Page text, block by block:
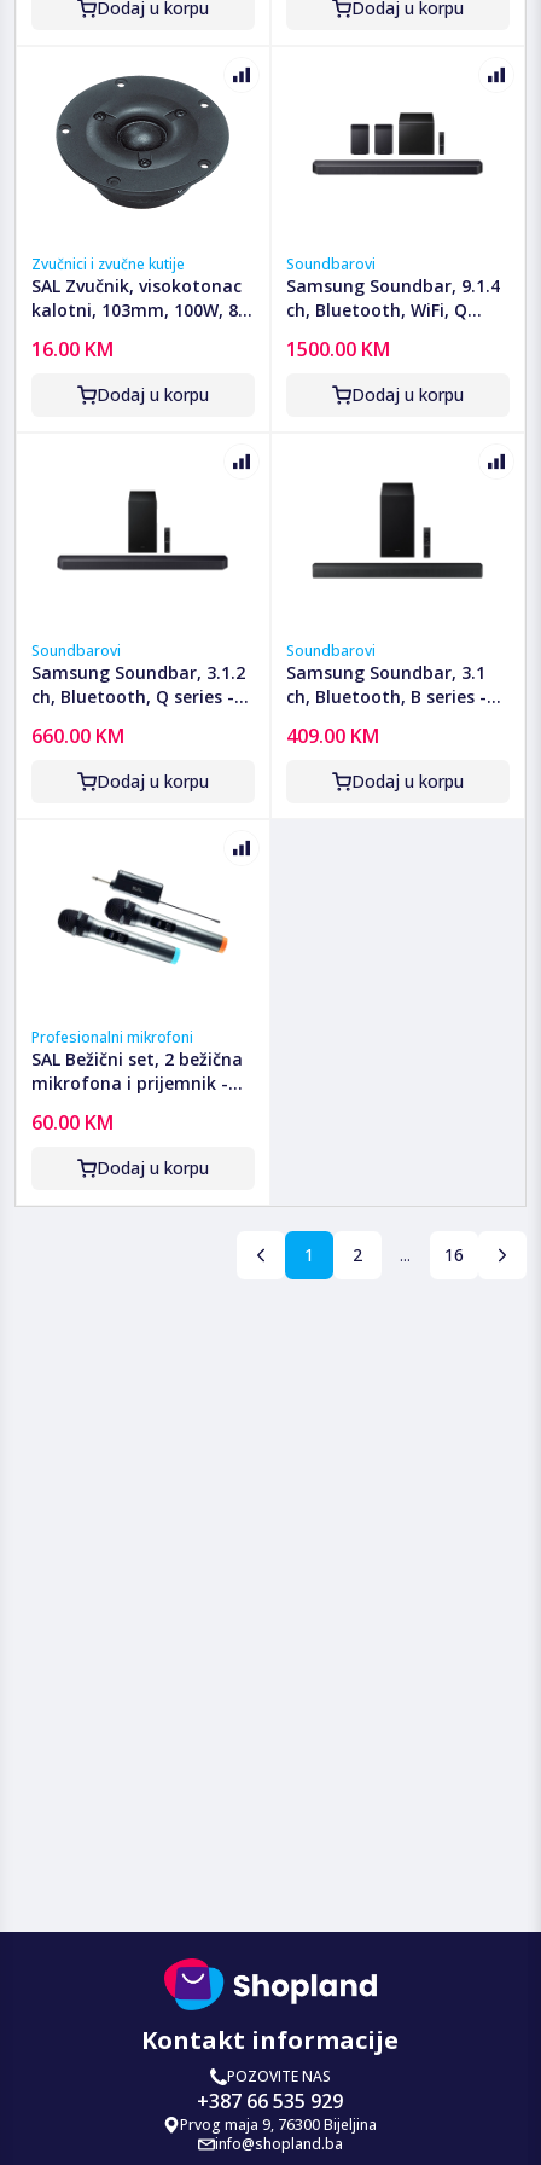
Dodaj u korpu Dodaj u korpu
Zvučnici i zvučne kutije
SAL Zvučnik, visokotonac
kalotni, 103mm, 100W, 8
16.00 KM
Dodaj u korpu
Soundbarovi
Samsung Soundbar, 9.1.4
ch, Bluetooth, WiFi, Q
1500.00 KM
Dodaj u korpu
Soundbarovi
Samsung Soundbar, 3.1.2
ch, Bluetooth, Q series -
660.00 KM
Dodaj u korpu
Soundbarovi
Samsung Soundbar, 3.1
ch, Bluetooth, B series -
409.00 KM
Dodaj u korpu
Profesionalni mikrofoni
SAL Bežični set, 2 bežična
mikrofona i prijemnik -
60.00 KM
Dodaj u korpu
1 2 ... 16
Kontakt informacije
POZOVITE NAS
+387 66 535 929
Prvog maja 9, 76300 Bijeljina
info@shopland.ba